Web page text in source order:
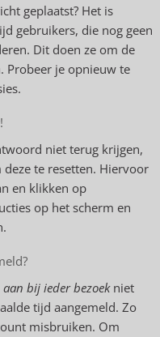
geplaatst? Het is
gebruikers, die nog geen
Dit doen ze om de
Probeer je opnieuw te
niet terug krijgen,
te resetten. Hiervoor
en klikken op
op het scherm en
bij ieder bezoekniet
tijd aangemeld. Zo
misbruiken. Om